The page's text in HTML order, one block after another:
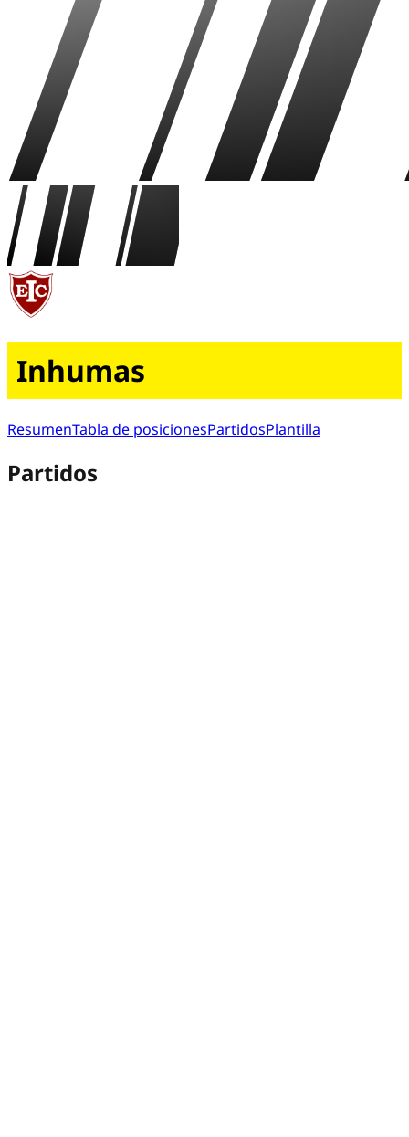
Inhumas
ResumenTabla de posicionesPartidosPlantilla
Partidos